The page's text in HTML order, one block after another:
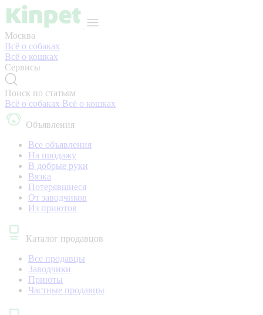
Москва
Всё о собаках
Всё о кошках
Сервисы
Поиск по статьям
Всё о собаках Всё о кошках
Объявления
Все объявления
На продажу
В добрые руки
Вязка
Потерявшиеся
От заводчиков
Из приютов
Каталог продавцов
Все продавцы
Заводчики
Приюты
Частные продавцы